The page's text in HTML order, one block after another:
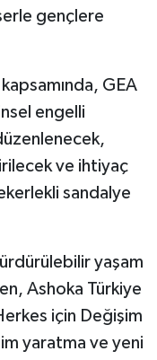
gençlere
GEA
engelli
ve ihtiyaç
sandalye
yaşam
Ashoka Türkiye
için Değişim
yaratma ve yeni